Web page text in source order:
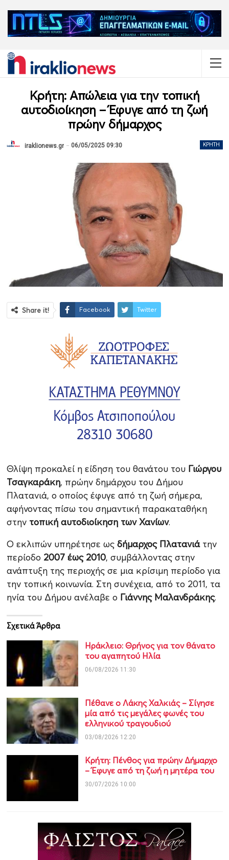
Κρήτη: Απώλεια για την τοπική
αυτοδιοίκηση – Έφυγε από τη ζωή
πρώην δήμαρχος
ΚΡΉΤΗ
iraklionews.gr 06/05/2025 09:30
Share it! Facebook Twitter
Θλίψη προκαλεί η είδηση του θανάτου του Γιώργου
Τσαγκαράκη, πρώην δημάρχου του Δήμου
Πλατανιά, ο οποίος έφυγε από τη ζωή σήμερα,
αφήνοντας πίσω του σημαντική παρακαταθήκη
στην τοπική αυτοδιοίκηση των Χανίων.
Ο εκλιπών υπηρέτησε ως δήμαρχος Πλατανιάτην
περίοδο 2007 έως 2010, συμβάλλοντας στην
ανάπτυξη της περιοχής σε μια κρίσιμη περίοδο για
την τοπική κοινωνία. Στη συνέχεια, από το 2011, τα
ηνία του Δήμου ανέλαβε ο Γιάννης Μαλανδράκης.
Σχετικά Άρθρα
Ηράκλειο: Θρήνος για τον θάνατο
του αγαπητού Ηλία
06/08/2026 11:30
Πέθανε ο Λάκης Χαλκιάς – Σίγησε
μία από τις μεγάλες φωνές του
ελληνικού τραγουδιού
03/08/2026 12:20
Κρήτη: Πένθος για πρώην Δήμαρχο
– Έφυγε από τη ζωή η μητέρα του
30/07/2026 10:00